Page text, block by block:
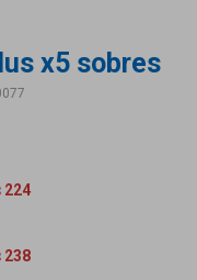
x5 sobres
224
238